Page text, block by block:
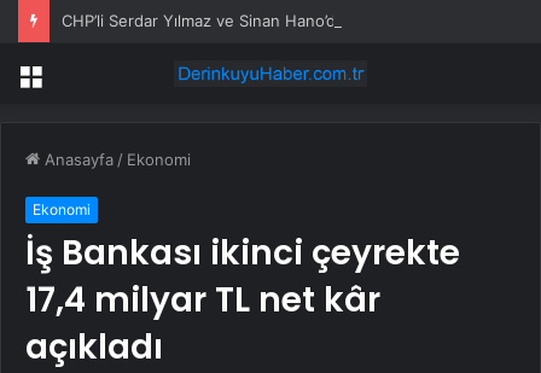
CHP’li Serdar Yılmaz ve Sinan Hano’dan OGC’ye ziyaret
Menü
Anasayfa / Ekonomi
Ekonomi
İş Bankası ikinci çeyrekte
17,4 milyar TL net kâr
açıkladı